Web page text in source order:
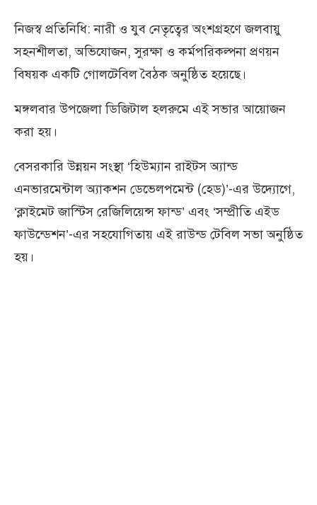
নিজস্ব প্রতিনিধি: নারী ও যুব নেতৃত্বের অংশগ্রহণে জলবায়ু
সহনশীলতা, অভিযোজন, সুরক্ষা ও কর্মপরিকল্পনা প্রণয়ন
বিষয়ক একটি গোলটেবিল বৈঠক অনুষ্ঠিত হয়েছে।
মঙ্গলবার উপজেলা ডিজিটাল হলরুমে এই সভার আয়োজন
করা হয়।
বেসরকারি উন্নয়ন সংস্থা ‘হিউম্যান রাইটস অ্যান্ড
এনভারমেন্টাল অ্যাকশন ডেভেলপমেন্ট (হেড)’-এর উদ্যোগে,
‘ক্লাইমেট জাস্টিস রেজিলিয়েন্স ফান্ড’ এবং ‘সম্প্রীতি এইড
ফাউন্ডেশন’-এর সহযোগিতায় এই রাউন্ড টেবিল সভা অনুষ্ঠিত
হয়।